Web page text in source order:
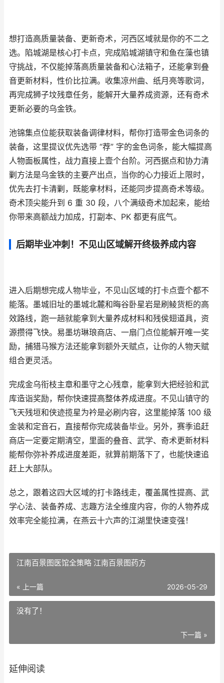
想打造高质量装备、更新奇术，河西区域就是你的不二之
选。陷城湖是核心打卡点，完成陷城湖镇守和鱼在藻也镇
守挑战，不仅能掉落高质量装备和心法箱子，还能拿到叠
音更新材料，性价比拉满。收集凉州曲、纸月亮等歌词，
再完成狮子坟残章任务，能解开大量养成资源，还有奇术
更新必要的乌金铁。
池锦集点位能获取装备调律材料，帮你打造带金色词条的
装备，这里提议优先选带 “荐” 字的金色词条，能大幅提高
人物面板属性，战力直接上壹个台阶。河西据点和协力清
剿方法是乌金铁的主要产出点，当你的心力接近上限时，
优先去打卡清剿，既能拿材料，还能同步提高奇术等级。
奇术顶尖能升到 6 重 30 段，八个满级奇术加起来，能给
你带来高额战力加成，打副本、PK 都更有底气。
后期毕业冲刺！不见山区域解开终极养成内容
进入后期想完成人物毕业，不见山区域的打卡点壹个都不
能落。墨城旧址的墨城北麓和晦谷卧星岩是刷鲮货柜的高
效路线，跑一趟就能拿到大量养成材料和残侯翅道具，资
源攒得飞快。易墨坊琳琅商店、一扇门点位能解开唯一奖
励，捕猎马猴方法还能拿到额外天赋点，让你的人物天赋
组合更灵活。
完成金乌衔枝主章和墨守之心残章，能拿到大把经验和武
库造诣奖励，帮你快速提高整体养成进度。不见山镇守的
飞天残垣和侠迹揽星为衿是必刷内容，这里能掉落 100 级
金装和定音石，直接帮你完成装备毕业。另外，赛季追赶
商店一定要定期清空，里面的叠音、武学、奇术更新材料
能帮你弥补养成进度差距，就算前期落下了，也能快速追
赶上大部队。
总之，跟着这四大区域的打卡路线走，覆盖属性提高、武
学心法、装备养成、志趣方法全维度内容，你的人物养成
效率完全能拉满，在燕云十六声的江湖里快速变强！
江南百景图医馆全策略 江南百景图药方
« 上一篇 2026-05-29
没有了！
下一篇 »
延伸阅读